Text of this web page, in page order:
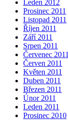
Leden 2012
Prosinec 2011
Listopad 2011
Říjen 2011
Září 2011
Srpen 2011
Červenec 2011
Červen 2011
Květen 2011
Duben 2011
Březen 2011
Únor 2011
Leden 2011
Prosinec 2010